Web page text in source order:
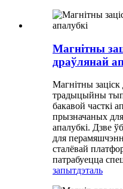
Магнітны
драўлянай
Магнітны заціск
традыцыйны тып
бакавой часткі
прызначаных
апалубкі. Дзве
для
сталёвай
патрабуецца
запытдэталь